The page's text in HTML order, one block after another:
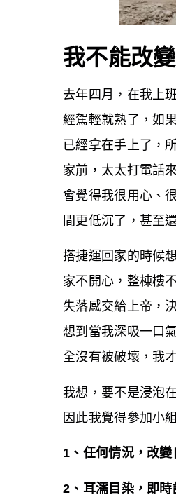
我不能改
去年四月，在我上
經駕輕就熟了，如
已經拿在手上了，
家前，太太打電話
會覺得我很用心、
間更低沉了，甚至
搭捷運回家的時候
家不開心，整棟樓
失落感交給上帝，
想到當我深吸一口
全沒有被破壞，我
我想，要不是浸泡
因此我覺得參加小
1 、任何情況，改
2 、耳濡目染，即